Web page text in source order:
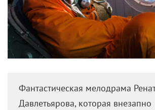
Фантастическая мелодрама
Давлетьярова, которая внезапно